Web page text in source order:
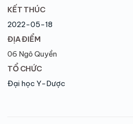
KẾT THÚC
2022-05-18
ĐỊA ĐIỂM
06 Ngô Quyền
TỔ CHỨC
Đại học Y-Dược